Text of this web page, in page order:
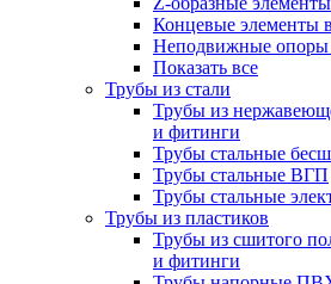
Концевые элементы
Неподвижные
Показать все
Трубы из стали
Трубы из
и фитинги
Трубы стальные
Трубы стальные ВГП
Трубы стальные
Трубы из пластиков
Трубы из сшитого
и фитинги